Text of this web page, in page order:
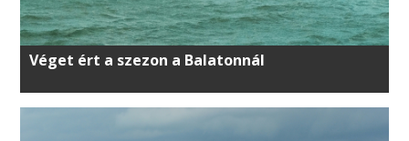
Véget ért a szezon a Balatonnál